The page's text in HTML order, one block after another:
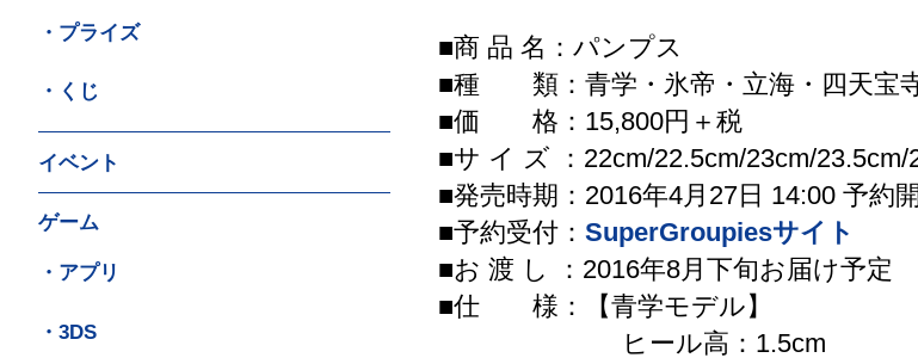
■商 品 名：パンプス
■種 類：青学・氷帝・立海・四天宝寺
■価 格：15,800円＋税
■サ イ ズ ：22cm/22.5cm/23cm/
■発売時期：2016年4月27日 14:00 予約
■予約受付：SuperGroupiesサイト
■お 渡 し ：2016年8月下旬お届け予定
■仕 様：【青学モデル】
ヒール高：1.5cm
・プライズ
・くじ
イベント
ゲーム
・アプリ
・3DS